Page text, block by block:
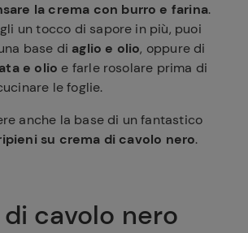
la crema con burro e farina.
un tocco di sapore in più, puoi
base di aglio e olio, oppure di
e olio e farle rosolare prima di
le foglie.
anche la base di un fantastico
su crema di cavolo nero.
cavolo nero